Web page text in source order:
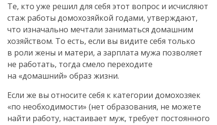
Те, кто уже решил для себя этот вопрос и исчисляют
стаж работы домохозяйкой годами, утверждают,
что изначально мечтали заниматься домашним
хозяйством. То есть, если вы видите себя только
в роли жены и матери, а зарплата мужа позволяет
не работать, тогда смело переходите
на «домашний» образ жизни.
Если же вы относите себя к категории домохозяек
«по необходимости» (нет образования, не можете
найти работу, настаивает муж, требует постоянного